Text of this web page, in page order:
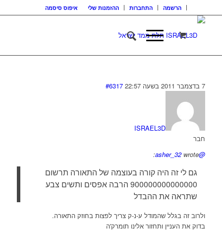
הרשמה התחברות ההזמנות שלי איפוס סיסמה
7 בדצמבר 2011 בשעה 22:57 #6317
ISRAEL3D
חבר
@asher_32
wrote:
גם לי זה היה קורה בעוצמה של התאורה תרשום
900000000000000 הרבה אפסים ותשים צבע
שתראה את ההבדל
ולרוב זה בגלל שהמודל ע-נ-ק צריך לפצות בחוזק התאורה.
בדוק את העניין ותחזור אלינו תומרק'ה